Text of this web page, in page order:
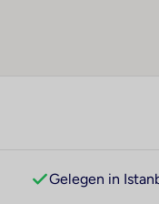
Gelegen in